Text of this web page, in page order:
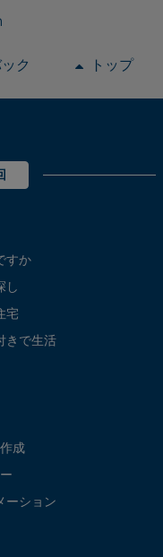
ク トップ
すか
し
宅
きで生活
成
ーション